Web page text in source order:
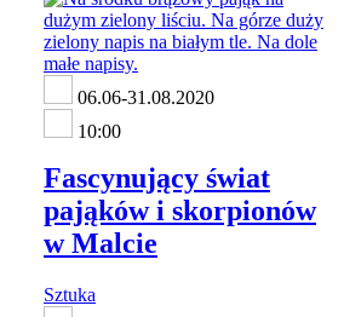
06.06-31.08.2020
10:00
Fascynujący świat
pająków i skorpionów
w Malcie
Sztuka